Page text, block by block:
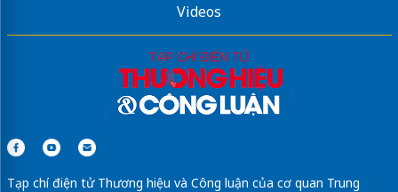
Videos
Tạp chí điện tử Thương hiệu và Công luận của cơ quan Trung